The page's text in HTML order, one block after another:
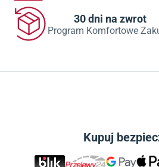
30 dni na zwrot
Program Komfortowe
Kupuj